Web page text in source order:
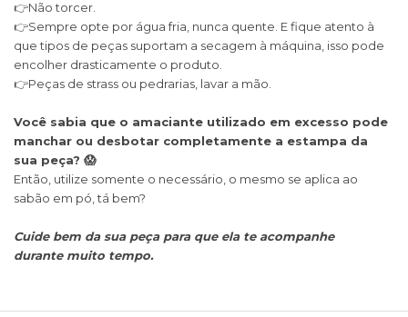
👉Não torcer.
👉Sempre opte por água fria, nunca quente. E fique atento à
que tipos de peças suportam a secagem à máquina, isso pode
encolher drasticamente o produto.
👉Peças de strass ou pedrarias, lavar a mão.
Você sabia que o amaciante utilizado em excesso pode
manchar ou desbotar completamente a estampa da
sua peça? 😱
Então, utilize somente o necessário, o mesmo se aplica ao
sabão em pó, tá bem?
Cuide bem da sua peça para que ela te acompanhe
durante muito tempo.